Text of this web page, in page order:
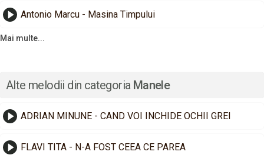
Antonio Marcu - Masina Timpului
Mai multe...
Alte melodii din categoria Manele
ADRIAN MINUNE - CAND VOI INCHIDE OCHII GREI
FLAVI TITA - N-A FOST CEEA CE PAREA